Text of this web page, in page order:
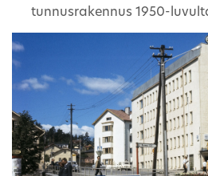
tunnusrakennus 1950-